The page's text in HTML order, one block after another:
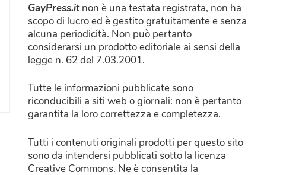
GayPress.itnon è una testata registrata, non ha
scopo di lucro ed è gestito gratuitamente e senza
alcuna periodicità. Non può pertanto
considerarsi un prodotto editoriale ai sensi della
legge n. 62 del 7.03.2001.
Tutte le informazioni pubblicate sono
riconducibili a siti web o giornali: non è pertanto
garantita la loro correttezza e completezza.
Tutti i contenuti originali prodotti per questo sito
sono da intendersi pubblicati sotto la licenza
Creative Commons. Ne è consentita la